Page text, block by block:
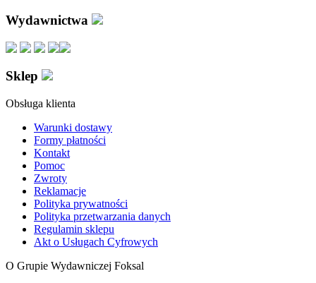
Wydawnictwa
Sklep
Obsługa klienta
Warunki dostawy
Formy płatności
Kontakt
Pomoc
Zwroty
Reklamacje
Polityka prywatności
Polityka przetwarzania danych
Regulamin sklepu
Akt o Usługach Cyfrowych
O Grupie Wydawniczej Foksal